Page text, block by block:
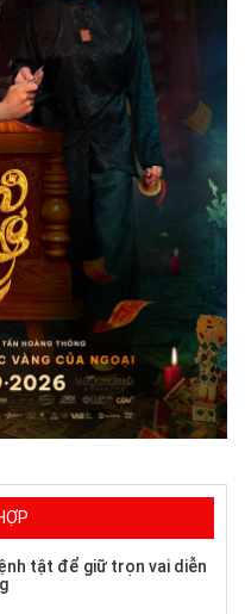
tật để giữ trọn vai diễn